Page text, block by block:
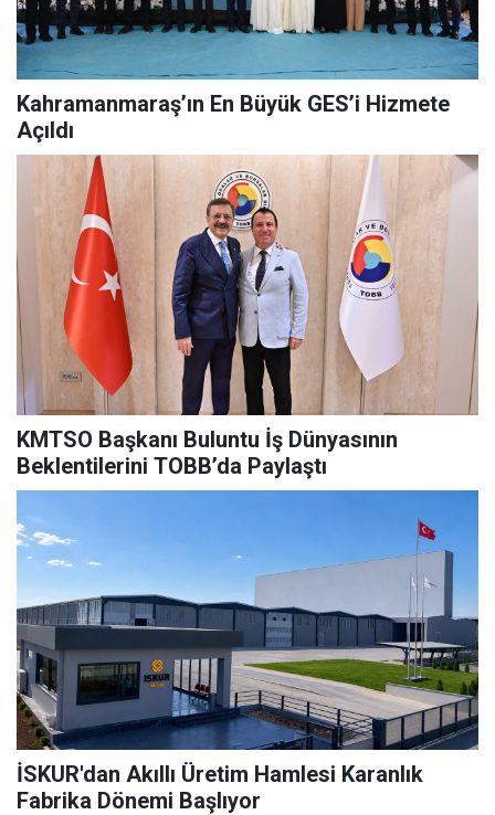
Kahramanmaraş’ın En Büyük GES’i Hizmete
Açıldı
KMTSO Başkanı Buluntu İş Dünyasının
Beklentilerini TOBB’da Paylaştı
İSKUR'dan Akıllı Üretim Hamlesi Karanlık
Fabrika Dönemi Başlıyor